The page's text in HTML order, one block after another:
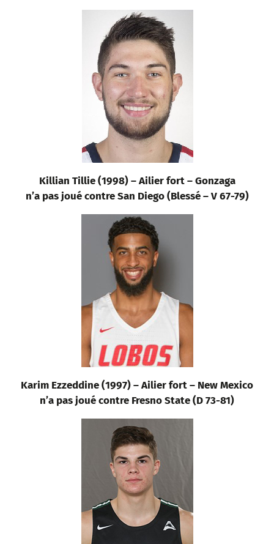
Killian Tillie (1998) – Ailier fort – Gonzaga
n’a pas joué contre San Diego (Blessé – V 67-79)
Karim Ezzeddine (1997) – Ailier fort – New Mexico
n’a pas joué contre Fresno State (D 73-81)